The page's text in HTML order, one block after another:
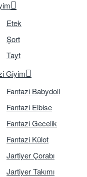
Etek
Şort
Tayt
Giyim
Fantazi Babydoll
Fantazi Elbise
Fantazi Gecelik
Fantazi Külot
Jartiyer Çorabı
Jartiyer Takımı